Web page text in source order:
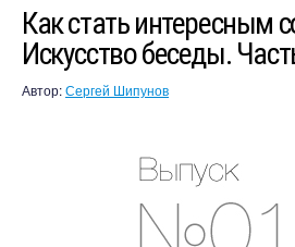
Как стать интересным
Искусство беседы.
Автор:Сергей Шипунов